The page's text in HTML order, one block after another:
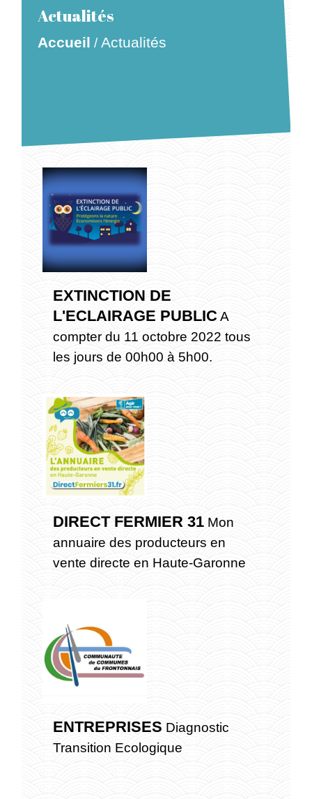
Actualités
Accueil / Actualités
EXTINCTION DE
L'ECLAIRAGE PUBLIC A
compter du 11 octobre 2022 tous
les jours de 00h00 à 5h00.
DIRECT FERMIER 31 Mon
annuaire des producteurs en
vente directe en Haute-Garonne
ENTREPRISES Diagnostic
Transition Ecologique